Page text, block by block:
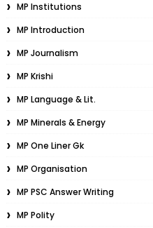
MP Institutions
MP Introduction
MP Journalism
MP Krishi
MP Language & Lit.
MP Minerals & Energy
MP One Liner Gk
MP Organisation
MP PSC Answer Writing
MP Polity